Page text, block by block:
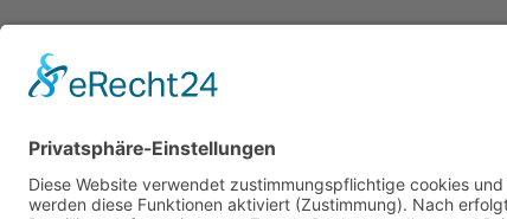
IMPRESSUM|DATENSCHUTZ
WEBSEITE GEMACHT MIT HERZ VON